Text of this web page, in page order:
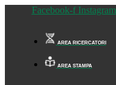
Facebook-f Instagram
AREA RICERCATORI
AREA STAMPA